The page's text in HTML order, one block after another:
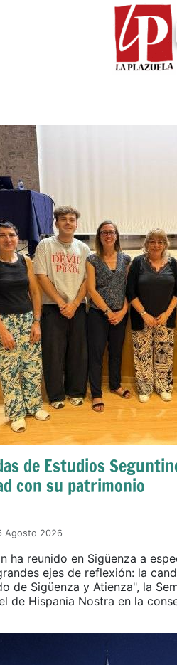
de Estudios
con su patrimonio
Agosto 2026
ha reunido en Sigüenza a
ejes de reflexión: la
de Sigüenza y Atienza", la
de Hispania Nostra en la